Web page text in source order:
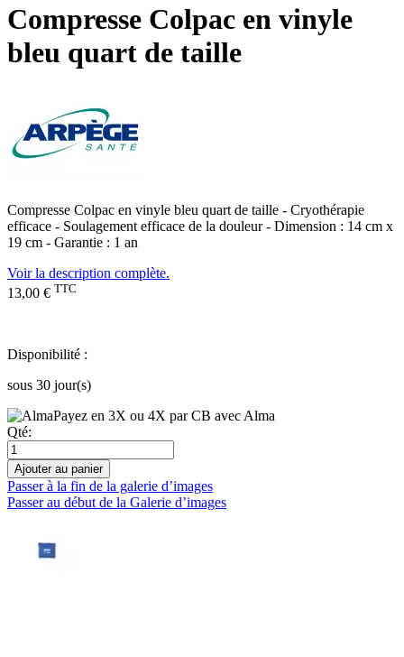
Compresse Colpac en vinyle
bleu quart de taille
Compresse Colpac en vinyle bleu quart de taille - Cryothérapie
efficace - Soulagement efficace de la douleur - Dimension : 14 cm x
19 cm - Garantie : 1 an
Voir la description complète.
13,00 € TTC
Disponibilité :
sous 30 jour(s)
Payez en 3X ou 4X par CB avec Alma
Qté:
Ajouter au panier
Passer à la fin de la galerie d’images
Passer au début de la Galerie d’images